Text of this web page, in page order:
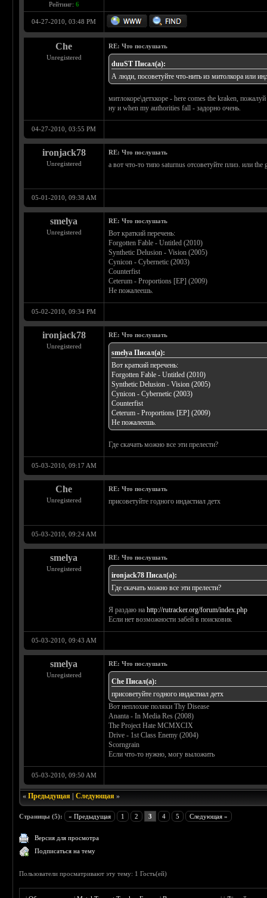
Рейтинг: 6
04-27-2010, 03:48 PM
Che
Unregistered
RE: Что послушать
duuST Писал(а):
А люди, посоветуйте что-нить из митолкора или
митлокоре\детхкоре - here comes the kraken,
ну и when my authorities fall - задорно очень.
04-27-2010, 03:55 PM
ironjack78
Unregistered
RE: Что послушать
а вот что-то типо saturnus отсоветуйте плиз. или
05-01-2010, 09:38 AM
smelya
Unregistered
RE: Что послушать
Вот краткий перечень:
Forgotten Fable - Untitled (2010)
Synthetic Delusion - Vision (2005)
Cynicon - Cybernetic (2003)
Counterfist
Ceterum - Proportions [EP] (2009)
Не пожалеешь.
05-02-2010, 09:34 PM
ironjack78
Unregistered
RE: Что послушать
smelya Писал(а):
Вот краткий перечень:
Forgotten Fable - Untitled (2010)
Synthetic Delusion - Vision (2005)
Cynicon - Cybernetic (2003)
Counterfist
Ceterum - Proportions [EP] (2009)
Не пожалеешь.
Где скачать можно все эти прелести?
05-03-2010, 09:17 AM
Che
Unregistered
RE: Что послушать
присоветуйте годного индастиал детх
05-03-2010, 09:24 AM
smelya
Unregistered
RE: Что послушать
ironjack78 Писал(а):
Где скачать можно все эти прелести?
Я раздаю наhttp://rutracker.org/forum/index.php
Если нет возможности забей в поисковик
05-03-2010, 09:43 AM
smelya
Unregistered
RE: Что послушать
Che Писал(а):
присоветуйте годного индастиал детх
Вот неплохие поляки Thy Disease
Ananta - In Media Res (2008)
The Project Hate MCMXCIX
Drive - 1st Class Enemy (2004)
Scorngrain
Если что-то нужно, могу выложить
05-03-2010, 09:50 AM
«Предыдущая |Следующая »
Страницы (5): « Предыдущая 1 2 3 4 5 Следующая »
Версия для просмотра
Подписаться на тему
Пользователи просматривают эту тему: 1 Гость(ей)